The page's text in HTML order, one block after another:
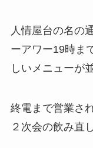
人情屋台の名の
ーアワー19時ま
しいメニューが
終電まで営業さ
２次会の飲み直